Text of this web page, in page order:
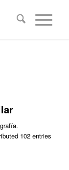
102 entries